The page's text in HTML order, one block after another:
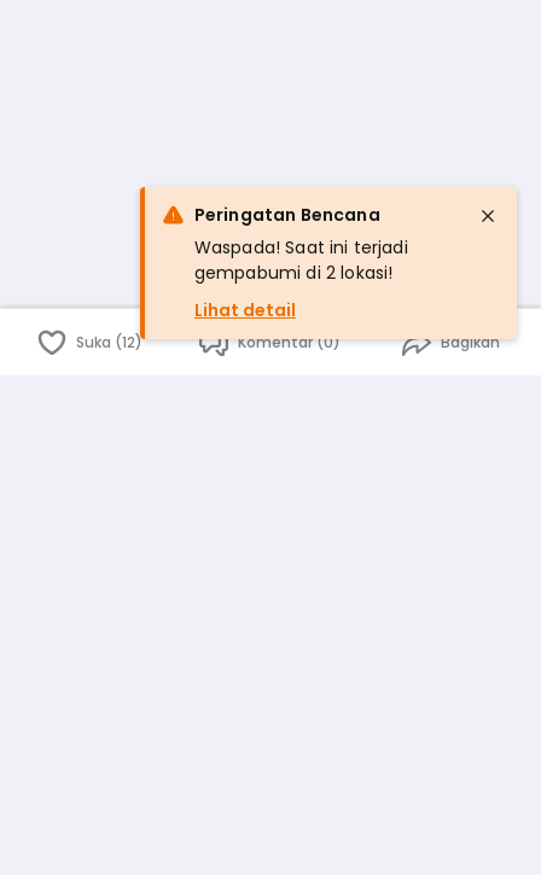
Suka (12) Komentar (0) Bagikan
Peringatan Bencana
Waspada! Saat ini terjadi
gempabumi di 2 lokasi!
Lihat detail